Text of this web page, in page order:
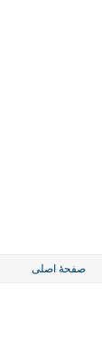
صفحهٔ اصلی